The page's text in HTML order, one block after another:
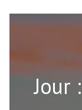
Jour :